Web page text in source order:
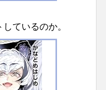
ているのか。